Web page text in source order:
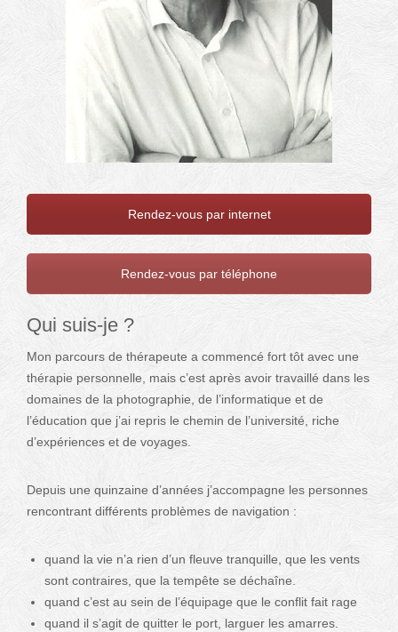
Qui suis-je ?
Mon parcours de thérapeute a commencé fort tôt avec une
thérapie personnelle, mais c’est après avoir travaillé dans les
domaines de la photographie, de l’informatique et de
l’éducation que j’ai repris le chemin de l’université, riche
d’expériences et de voyages.
Depuis une quinzaine d’années j’accompagne les personnes
rencontrant différents problèmes de navigation :
quand la vie n’a rien d’un fleuve tranquille, que les vents
sont contraires, que la tempête se déchaîne.
quand c’est au sein de l’équipage que le conflit fait rage
quand il s’agit de quitter le port, larguer les amarres.
Rendez-vous par internet
Rendez-vous par téléphone